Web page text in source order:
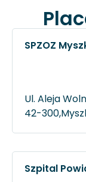
SPZOZ
Ul. Aleja
42-300,
Szpital